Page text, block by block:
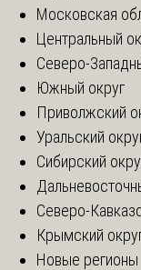
Московская
Центральный
Северо-
Южный округ
Приволжский
Уральский
Сибирский
Северо-
Крымский
Новые регионы